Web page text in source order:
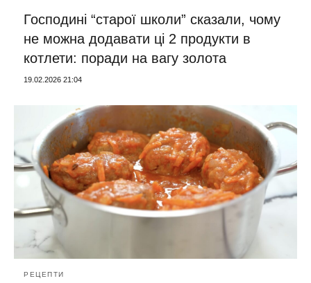
Господині “старої школи” сказали, чому
не можна додавати ці 2 продукти в
котлети: поради на вагу золота
19.02.2026 21:04
РЕЦЕПТИ